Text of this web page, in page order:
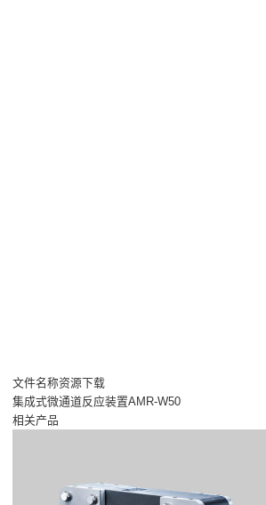
文件名称资源下载
集成式微通道反应装置AMR-W50
相关产品